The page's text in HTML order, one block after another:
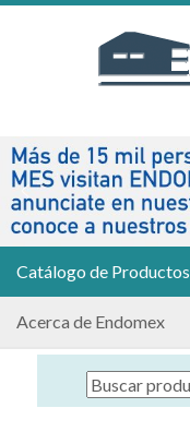
Catálogo de Productos
Acerca de Endomex